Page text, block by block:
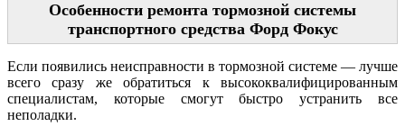
Особенности ремонта тормозной системы
транспортного средства Форд Фокус
Если появились неисправности в тормозной системе — лучше
всего сразу же обратиться к высококвалифицированным
специалистам, которые смогут быстро устранить все
неполадки.